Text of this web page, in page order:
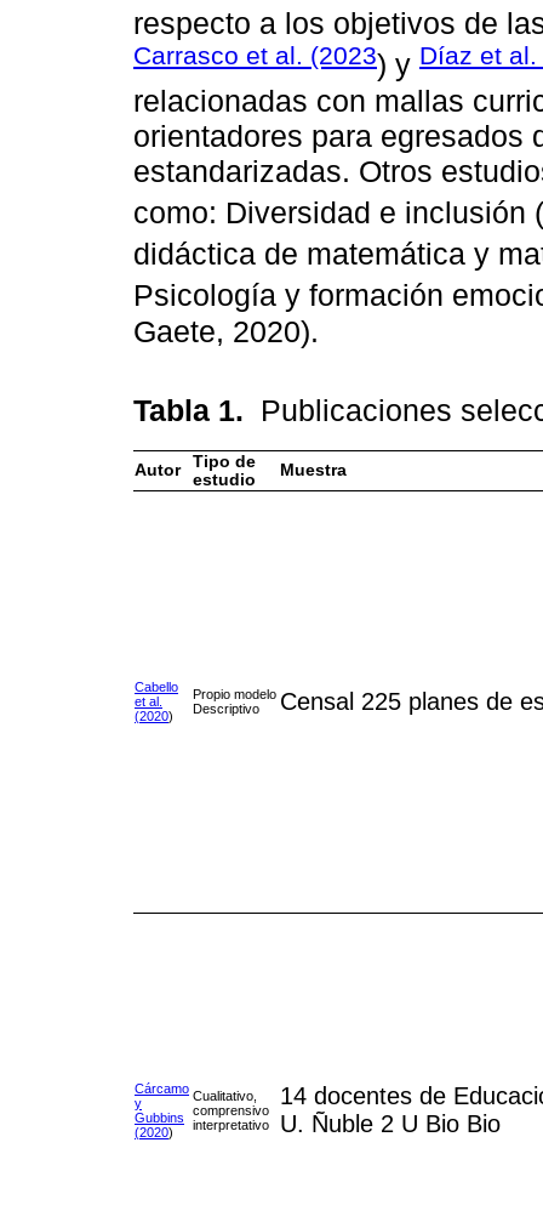
respecto a los objetivos de
Carrasco et al. (2023) y Díaz et al.
relacionadas con mallas
orientadores para egresados
estandarizadas. Otros
como: Diversidad e inclusión (
didáctica de matemática y
Psicología y formación
Gaete, 2020).
Tabla 1. Publicaciones
Autor
Tipo de
estudio
Muestra
Cabello
et al.
(2020)
Propio modelo
Descriptivo
Censal 225 planes de
Cárcamo
y
Gubbins
(2020)
Cualitativo,
comprensivo
interpretativo
14 docentes de
U. Ñuble 2 U Bio Bio